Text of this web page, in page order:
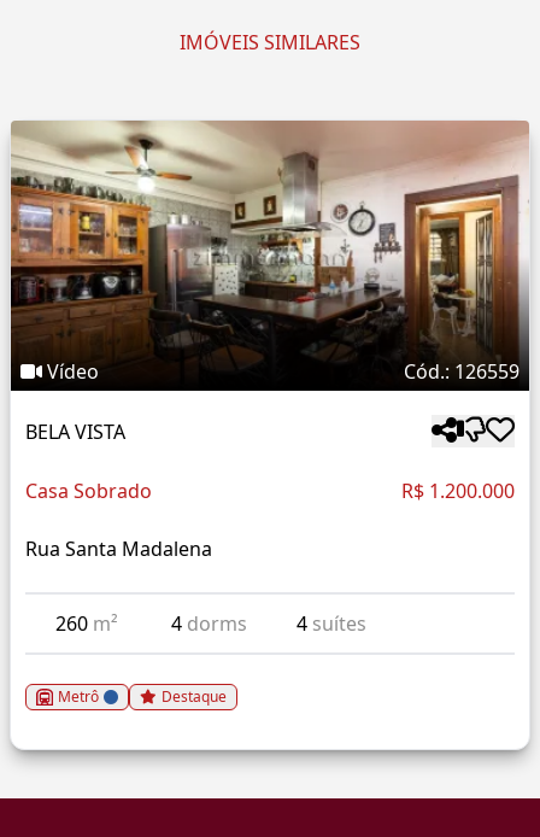
IMÓVEIS SIMILARES
Vídeo Cód.: 126559
BELA VISTA
Casa Sobrado R$ 1.200.000
Rua Santa Madalena
260 m² 4 dorms 4 suítes
Metrô Destaque